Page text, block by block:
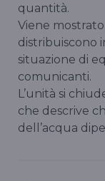
quantità.
Viene
distribuiscono
situazione di
comunicanti.
L’unità si
che descrive
dell’acqua